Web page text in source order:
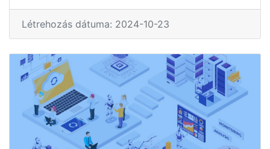
Létrehozás dátuma: 2024-10-23